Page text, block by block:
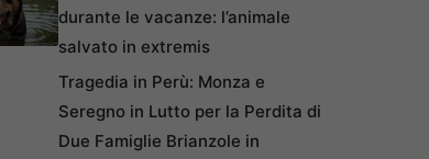
durante le vacanze: l’animale
salvato in extremis
Tragedia in Perù: Monza e
Seregno in Lutto per la Perdita di
Due Famiglie Brianzole in